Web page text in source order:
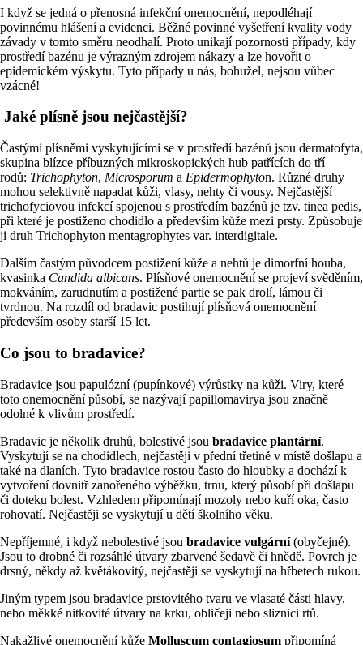
I když se jedná o přenosná infekční onemocnění, nepodléhají
povinnému hlášení a evidenci. Běžné povinné vyšetření kvality vody
závady v tomto směru neodhalí. Proto unikají pozornosti případy, kdy
prostředí bazénu je výrazným zdrojem nákazy a lze hovořit o
epidemickém výskytu. Tyto případy u nás, bohužel, nejsou vůbec
vzácné!
Jaké plísně jsou nejčastější?
Častými plísněmi vyskytujícími se v prostředí bazénů jsou dermatofyta,
skupina blízce příbuzných mikroskopických hub patřících do tří
rodů: Trichophyton, Microsporum a Epidermophyton. Různé druhy
mohou selektivně napadat kůži, vlasy, nehty či vousy. Nejčastější
trichofyciovou infekcí spojenou s prostředím bazénů je tzv. tinea pedis,
při které je postiženo chodidlo a především kůže mezi prsty. Způsobuje
ji druh Trichophyton mentagrophytes var. interdigitale.
Dalším častým původcem postižení kůže a nehtů je dimorfní houba,
kvasinka Candida albicans. Plísňové onemocnění se projeví svěděním,
mokváním, zarudnutím a postižené partie se pak drolí, lámou či
tvrdnou. Na rozdíl od bradavic postihují plísňová onemocnění
především osoby starší 15 let.
Co jsou to bradavice?
Bradavice jsou papulózní (pupínkové) výrůstky na kůži. Viry, které
toto onemocnění působí, se nazývají papillomavirya jsou značně
odolné k vlivům prostředí.
Bradavic je několik druhů, bolestivé jsou bradavice plantární.
Vyskytují se na chodidlech, nejčastěji v přední třetině v místě došlapu a
také na dlaních. Tyto bradavice rostou často do hloubky a dochází k
vytvoření dovnitř zanořeného výběžku, trnu, který působí při došlapu
či doteku bolest. Vzhledem připomínají mozoly nebo kuří oka, často
rohovatí. Nejčastěji se vyskytují u dětí školního věku.
Nepříjemné, i když nebolestivé jsou bradavice vulgární(obyčejné).
Jsou to drobné či rozsáhlé útvary zbarvené šedavě či hnědě. Povrch je
drsný, někdy až květákovitý, nejčastěji se vyskytují na hřbetech rukou.
Jiným typem jsou bradavice prstovitého tvaru ve vlasaté části hlavy,
nebo měkké nitkovité útvary na krku, obličeji nebo sliznici rtů.
Nakažlivé onemocnění kůže Molluscum contagiosum připomíná